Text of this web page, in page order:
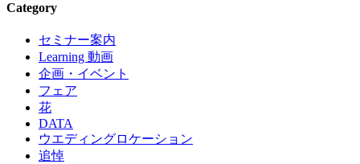
Category
セミナー案内
Learning 動画
企画・イベント
フェア
花
DATA
ウエディングロケーション
追悼